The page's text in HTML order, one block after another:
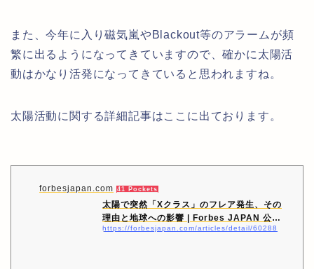
また、今年に入り磁気嵐やBlackout等のアラームが頻
繁に出るようになってきていますので、確かに太陽活
動はかなり活発になってきていると思われますね。
太陽活動に関する詳細記事はここに出ております。
forbesjapan.com 41 Pockets
太陽で突然「Xクラス」のフレア発生、その
理由と地球への影響 | Forbes JAPAN 公
式…
https://forbesjapan.com/articles/detail/60288